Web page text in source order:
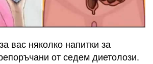
вас няколко напитки за
от седем диетолози.